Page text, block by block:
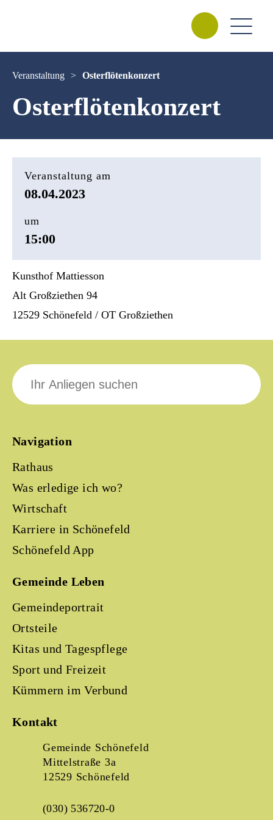
Veranstaltung > Osterflötenkonzert
Osterflötenkonzert
Veranstaltung am
08.04.2023
um
15:00
Kunsthof Mattiesson
Alt Großziethen 94
12529 Schönefeld / OT Großziethen
Navigation
Rathaus
Was erledige ich wo?
Wirtschaft
Karriere in Schönefeld
Schönefeld App
Gemeinde Leben
Gemeindeportrait
Ortsteile
Kitas und Tagespflege
Sport und Freizeit
Kümmern im Verbund
Kontakt
Gemeinde Schönefeld
Mittelstraße 3a
12529 Schönefeld
(030) 536720-0
Suche
nach: